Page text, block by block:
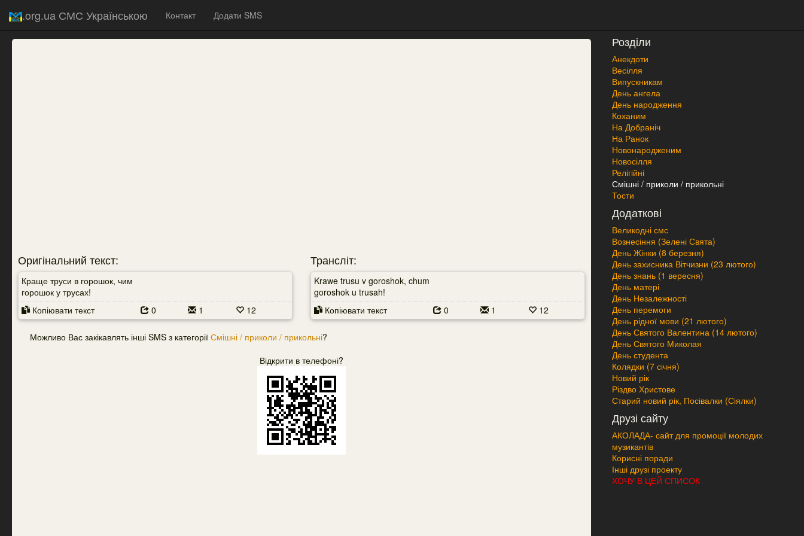
.org.ua СМС Українською Контакт Додати SMS
Оригінальний текст:
Краще труси в горошок, чим
горошок у трусах!
Копіювати текст
0 1 12
Трансліт:
Krawe trusu v goroshok, chum
goroshok u trusah!
Копіювати текст
0 1 12
Можливо Вас закікавлять інші SMS з категорії Смішні / приколи / прикольні?
Відкрити в телефоні?
Розділи
Анекдоти
Весілля
Випускникам
День ангела
День народження
Коханим
На Добраніч
На Ранок
Новонародженим
Новосілля
Релігійні
Смішні / приколи / прикольні
Тости
Додаткові
Великодні смс
Вознесіння (Зелені Свята)
День Жінки (8 березня)
День захисника Вітчизни (23 лютого)
День знань (1 вересня)
День матері
День Незалежності
День перемоги
День рідної мови (21 лютого)
День Святого Валентина (14 лютого)
День Святого Миколая
День студента
Колядки (7 січня)
Новий рік
Різдво Христове
Старий новий рік, Посівалки (Сіялки)
Друзі сайту
АКОЛАДА- сайт для промоції молодих
музикантів
Корисні поради
Інші друзі проекту
ХОЧУ В ЦЕЙ СПИСОК